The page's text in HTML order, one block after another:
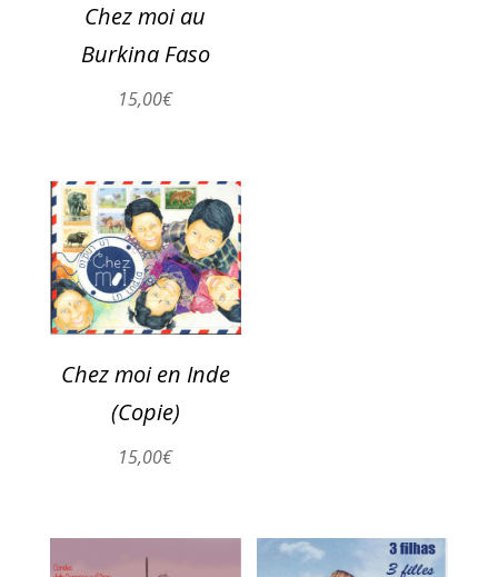
Chez moi au
Burkina Faso
15,00€
Chez moi en Inde
(Copie)
15,00€